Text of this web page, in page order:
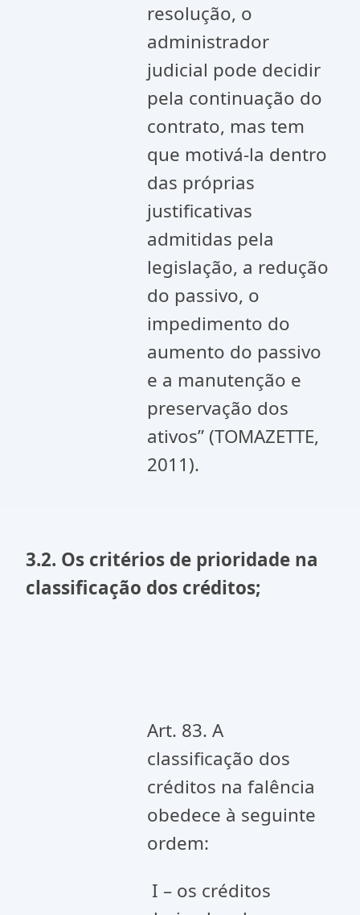
resolução, o
administrador
judicial pode decidir
pela continuação do
contrato, mas tem
que motivá-la dentro
das próprias
justificativas
admitidas pela
legislação, a redução
do passivo, o
impedimento do
aumento do passivo
e a manutenção e
preservação dos
ativos” (TOMAZETTE,
2011).
3.2. Os critérios de prioridade na
classificação dos créditos;
Art. 83. A
classificação dos
créditos na falência
obedece à seguinte
ordem:
I – os créditos